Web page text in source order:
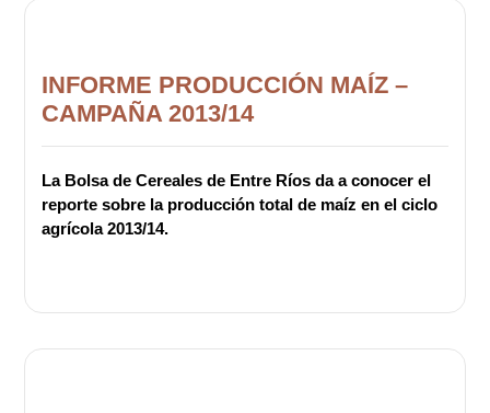
INFORME PRODUCCIÓN MAÍZ –
CAMPAÑA 2013/14
La Bolsa de Cereales de Entre Ríos da a conocer el
reporte sobre la producción total de maíz en el ciclo
agrícola 2013/14.